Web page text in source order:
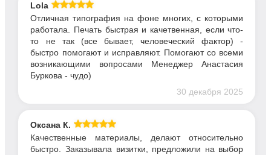
Lola
Отличная типография на фоне многих, с которыми
работала. Печать быстрая и качетвенная, если что-
то не так (все бывает, человеческий фактор) -
быстро помогают и исправляют. Помогают со всеми
возникающими вопросами Менеджер Анастасия
Буркова - чудо)
30 декабря 2025
Оксана К.
Качественные материалы, делают относительно
быстро. Заказывала визитки, предложили на выбор